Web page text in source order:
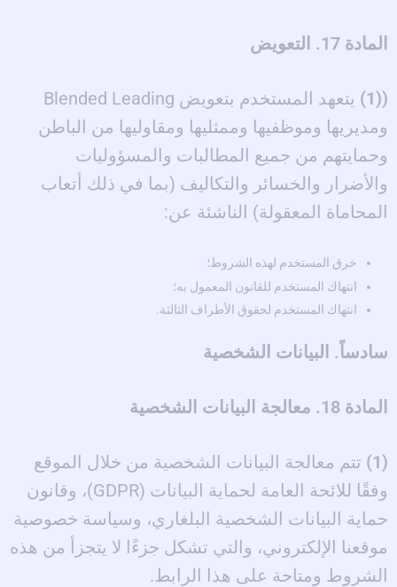
المادة 17. التعويض
((1)
يتعهد المستخدم بتعويض Blended Leading
ومديريها وموظفيها وممثليها ومقاوليها من الباطن
وحمايتهم من جميع المطالبات والمسؤوليات
والأضرار والخسائر والتكاليف (بما في ذلك أتعاب
المحاماة المعقولة) الناشئة عن:
خرق المستخدم لهذه الشروط؛
انتهاك المستخدم للقانون المعمول به؛
انتهاك المستخدم لحقوق الأطراف الثالثة.
سادساً. البيانات الشخصية
المادة 18. معالجة البيانات الشخصية
(1)
تتم معالجة البيانات الشخصية من خلال الموقع
وفقًا للائحة العامة لحماية البيانات (GDPR)، وقانون
حماية البيانات الشخصية البلغاري، وسياسة خصوصية
موقعنا الإلكتروني، والتي تشكل جزءًا لا يتجزأ من هذه
الشروط ومتاحة على هذا الرابط.